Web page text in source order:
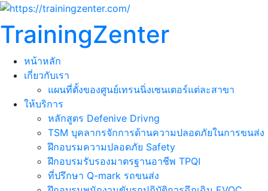
TrainingZenter
หน้าหลัก
เกี่ยวกับเรา
แผนที่ตั้งของศูนย์เทรนนิ่งเซนเตอร์แต่ละสาขา
ให้บริการ
หลักสูตร Defenive Drivng
TSM บุคลากรจักการด้านความปลอดภัยในการขนส่ง
ฝึกอบรมความปลอดภัย Safety
ฝึกอบรมรับรองมาตรฐานอาชีพ TPQI
ที่ปรึกษา Q-mark รถขนส่ง